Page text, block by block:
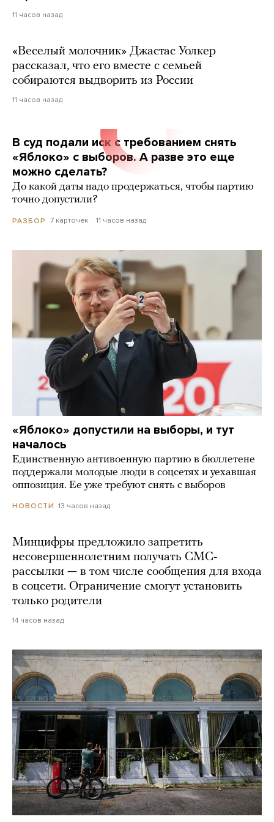
11 часов назад
«Веселый молочник» Джастас Уолкер
рассказал, что его вместе с семьей
собираются выдворить из России
11 часов назад
В суд подали иск с требованием снять
«Яблоко» с выборов. А разве это еще
можно сделать?
До какой даты надо продержаться, чтобы партию
точно допустили?
РАЗБОР 7 карточек 11 часов назад
«Яблоко» допустили на выборы, и тут
началось
Единственную антивоенную партию в бюллетене
поддержали молодые люди в соцсетях и уехавшая
оппозиция. Ее уже требуют снять с выборов
НОВОСТИ 13 часов назад
Минцифры предложило запретить
несовершеннолетним получать СМС-
рассылки — в том числе сообщения для входа
в соцсети. Ограничение смогут установить
только родители
14 часов назад